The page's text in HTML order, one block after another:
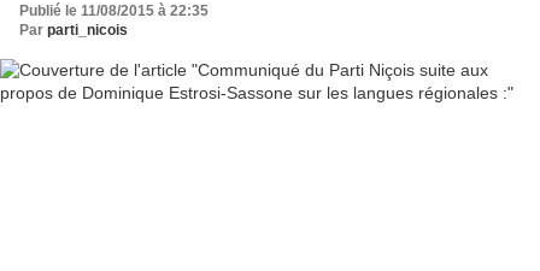
Publié le 11/08/2015 à 22:35
Par parti_nicois